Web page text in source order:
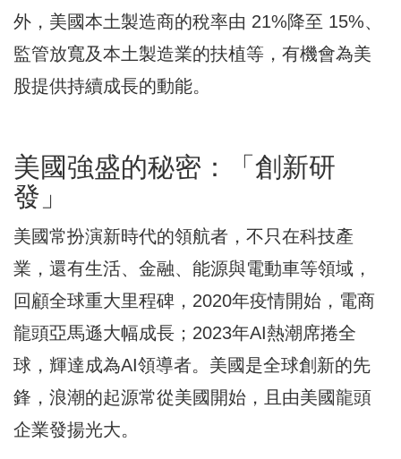
外，美國本土製造商的稅率由 21%降至 15%、
監管放寬及本土製造業的扶植等，有機會為美
股提供持續成長的動能。
美國強盛的秘密：「創新研
發」
美國常扮演新時代的領航者，不只在科技產
業，還有生活、金融、能源與電動車等領域，
回顧全球重大里程碑，2020年疫情開始，電商
龍頭亞馬遜大幅成長；2023年AI熱潮席捲全
球，輝達成為AI領導者。美國是全球創新的先
鋒，浪潮的起源常從美國開始，且由美國龍頭
企業發揚光大。